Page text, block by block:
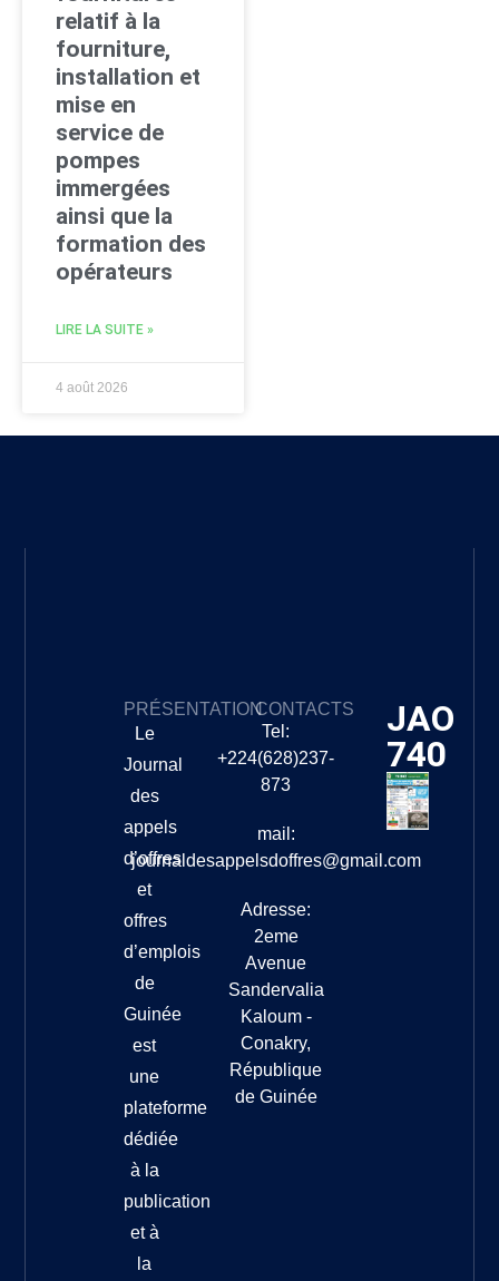
relatif à la
fourniture,
installation et
mise en
service de
pompes
immergées
ainsi que la
formation des
opérateurs
LIRE LA SUITE »
4 août 2026
PRÉSENTATION
Le
Journal
des
appels
d’offres
et
offres
d’emplois
de
Guinée
est
une
plateforme
dédiée
à la
publication
et à
la
CONTACTS
Tel:
+224(628)237-
873
mail:
journaldesappelsdoffres@gmail.com
Adresse:
2eme
Avenue
Sandervalia
Kaloum -
Conakry,
République
de Guinée
JAO
740